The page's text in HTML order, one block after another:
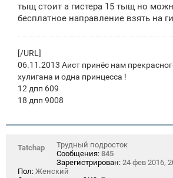
щ
н
тыщ стоит а гистера 15 тыщ но
бесплатное направление взять на
[/URL]
06.11.2013 Аист принёс нам
хулигана и одна принцесса !
12 дпп 609
18 дпп 9008
Tatchap
Трудный подросток
Сообщения: 845
Зарегистрирован: 24 фев 2016,
Пол: Женский